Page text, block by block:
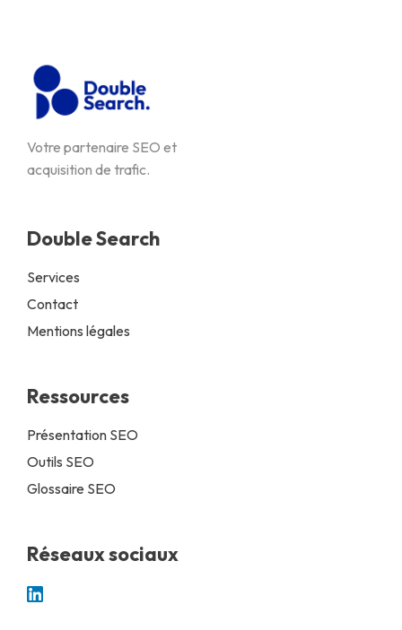
Votre partenaire SEO et
acquisition de trafic.
Double Search
Services
Contact
Mentions légales
Ressources
Présentation SEO
Outils SEO
Glossaire SEO
Réseaux sociaux